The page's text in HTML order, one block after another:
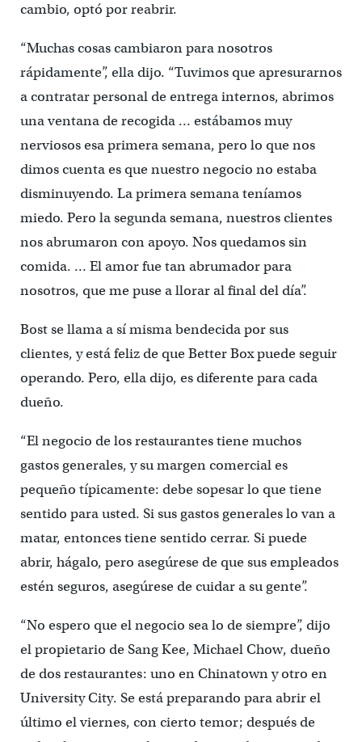
cambio, optó por reabrir.
“Muchas cosas cambiaron para nosotros
rápidamente”, ella dijo. “Tuvimos que apresurarnos
a contratar personal de entrega internos, abrimos
una ventana de recogida … estábamos muy
nerviosos esa primera semana, pero lo que nos
dimos cuenta es que nuestro negocio no estaba
disminuyendo. La primera semana teníamos
miedo. Pero la segunda semana, nuestros clientes
nos abrumaron con apoyo. Nos quedamos sin
comida. … El amor fue tan abrumador para
nosotros, que me puse a llorar al final del día”.
Bost se llama a sí misma bendecida por sus
clientes, y está feliz de que Better Box puede seguir
operando. Pero, ella dijo, es diferente para cada
dueño.
“El negocio de los restaurantes tiene muchos
gastos generales, y su margen comercial es
pequeño típicamente: debe sopesar lo que tiene
sentido para usted. Si sus gastos generales lo van a
matar, entonces tiene sentido cerrar. Si puede
abrir, hágalo, pero asegúrese de que sus empleados
estén seguros, asegúrese de cuidar a su gente”.
“No espero que el negocio sea lo de siempre”, dijo
el propietario de Sang Kee, Michael Chow, dueño
de dos restaurantes: uno en Chinatown y otro en
University City. Se está preparando para abrir el
último el viernes, con cierto temor; después de